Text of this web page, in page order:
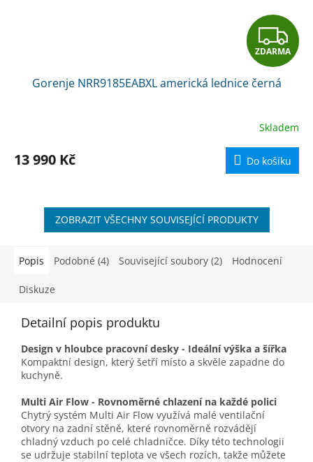
Z
D
R
M
A
ZDARMA
Gorenje NRR9185EABXL americká lednice černá
Skladem
13 990 Kč Do košíku
ZOBRAZIT VŠECHNY SOUVISEJÍCÍ PRODUKTY
Popis Podobné (4) Související soubory (2) Hodnocení
Diskuze
Detailní popis produktu
Design v hloubce pracovní desky - Ideální výška a šířka
Kompaktní design, který šetří místo a skvěle zapadne do
kuchyně.
Multi Air Flow - Rovnoměrné chlazení na každé polici
Chytrý systém Multi Air Flow využívá malé ventilační
otvory na zadní stěně, které rovnoměrně rozvádějí
chladný vzduch po celé chladničce. Díky této technologii
se udržuje stabilní teplota ve všech rozích, takže můžete